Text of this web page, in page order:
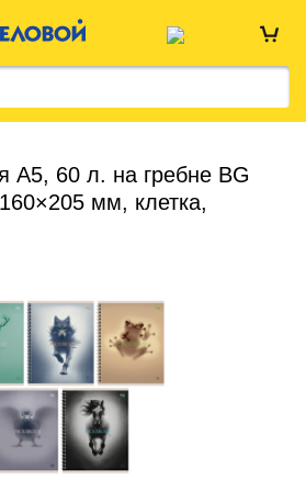
А5, 60 л. на гребне BG
мм, клетка,